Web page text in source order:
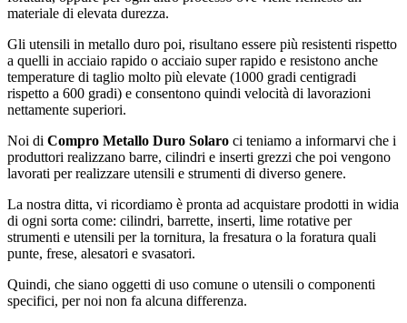
materiale di elevata durezza.
Gli utensili in metallo duro poi, risultano essere più resistenti rispetto
a quelli in acciaio rapido o acciaio super rapido e resistono anche
temperature di taglio molto più elevate (1000 gradi centigradi
rispetto a 600 gradi) e consentono quindi velocità di lavorazioni
nettamente superiori.
Noi di Compro Metallo Duro Solaro ci teniamo a informarvi che i
produttori realizzano barre, cilindri e inserti grezzi che poi vengono
lavorati per realizzare utensili e strumenti di diverso genere.
La nostra ditta, vi ricordiamo è pronta ad acquistare prodotti in widia
di ogni sorta come: cilindri, barrette, inserti, lime rotative per
strumenti e utensili per la tornitura, la fresatura o la foratura quali
punte, frese, alesatori e svasatori.
Quindi, che siano oggetti di uso comune o utensili o componenti
specifici, per noi non fa alcuna differenza.